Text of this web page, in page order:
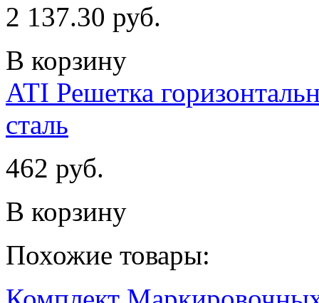
2 137.30 руб.
В корзину
ATI Решетка
сталь
462 руб.
В корзину
Похожие товары: